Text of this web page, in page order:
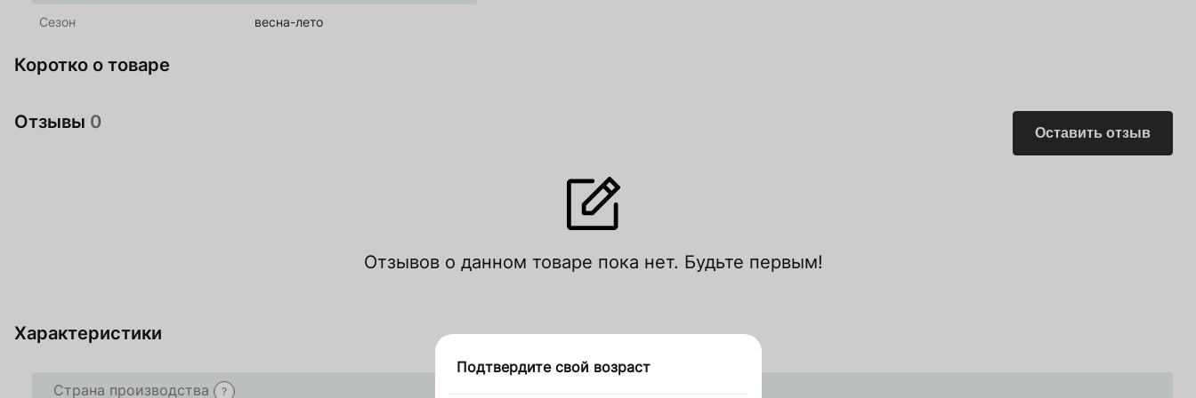
Сезон весна-лето
Коротко о товаре
Отзывы 0
Оставить отзыв
Отзывов о данном товаре пока нет. Будьте первым!
Оставить отзыв
Характеристики
Страна производства ?
Подтвердите свой возраст